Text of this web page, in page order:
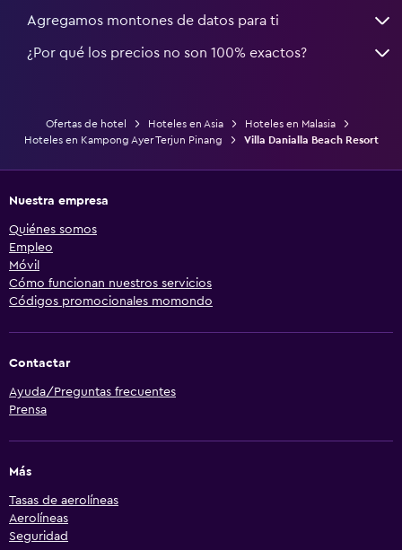
Agregamos montones de datos para ti
¿Por qué los precios no son 100% exactos?
Ofertas de hotel Hoteles en Asia
Hoteles en Malasia
Hoteles en Kampong Ayer Terjun Pinang
Villa Danialla Beach Resort
Nuestra empresa
Quiénes somos
Empleo
Móvil
Cómo funcionan nuestros servicios
Códigos promocionales momondo
Contactar
Ayuda/Preguntas frecuentes
Prensa
Más
Tasas de aerolíneas
Aerolíneas
Seguridad